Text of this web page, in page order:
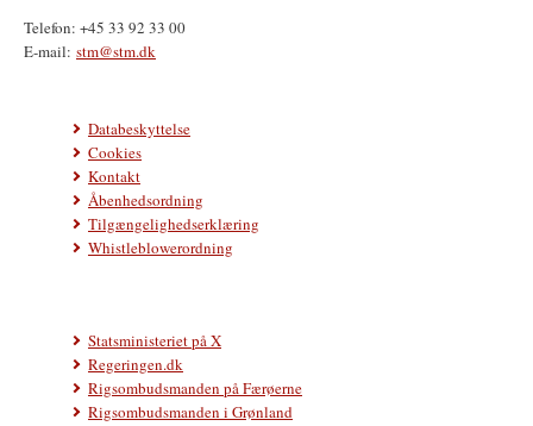
Telefon: +45 33 92 33 00
E-mail: stm@stm.dk
Databeskyttelse
Cookies
Kontakt
Åbenhedsordning
Tilgængelighedserklæring
Whistleblowerordning
Statsministeriet på X
Regeringen.dk
Rigsombudsmanden på Færøerne
Rigsombudsmanden i Grønland